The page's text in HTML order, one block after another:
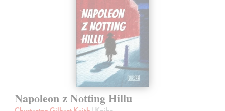
Napoleon z Notting Hillu